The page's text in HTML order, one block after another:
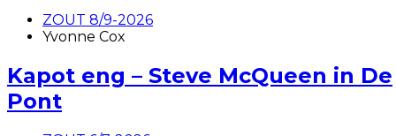
ZOUT 8/9-2026
Yvonne Cox
Kapot eng – Steve McQueen in De
Pont